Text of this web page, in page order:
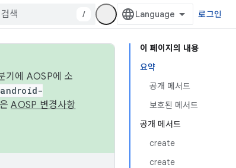
/ 로그인
이 페이지의 내용
요약
공개 메서드
보호된 메서드
공개 메서드
create
create
기에 AOSP에 소
android-
AOSP 변경사항